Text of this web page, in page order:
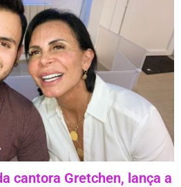
cantora Gretchen, lança a